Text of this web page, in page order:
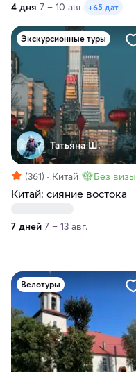
4 дня 7 – 10 авг. +65 дат
Экскурсионные туры
Татьяна Ш.
(361) Китай Без визы
Китай: сияние востока
7 дней 7 – 13 авг.
Велотуры